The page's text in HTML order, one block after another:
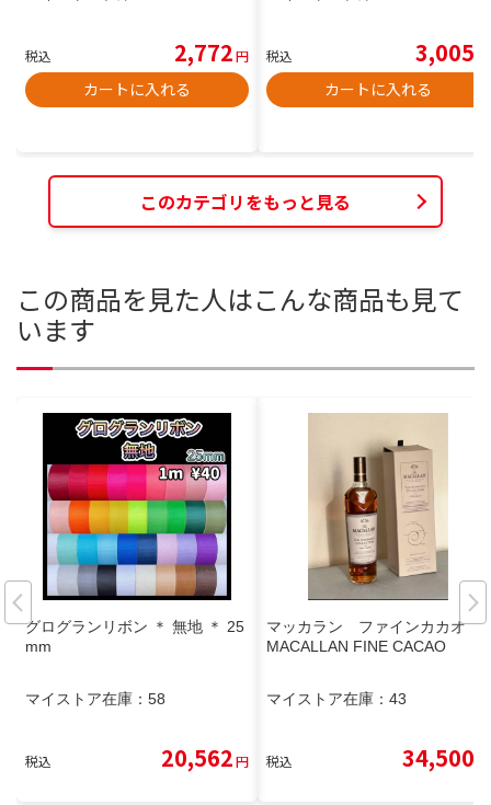
税込 2,772円
カートに入れる
税込 3,005
カートに入れる
このカテゴリをもっと見る
この商品を見た人はこんな商品も見て
います
グログランリボン ＊ 無地 ＊ 25
mm
マイストア在庫： 58
税込 20,562円
マッカラン ファインカカオ
MACALLAN FINE CACAO
マイストア在庫： 43
税込 34,500